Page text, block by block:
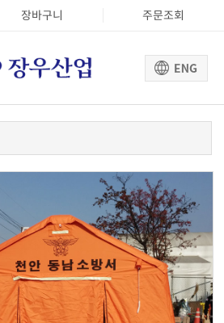
장바구니 주문조회